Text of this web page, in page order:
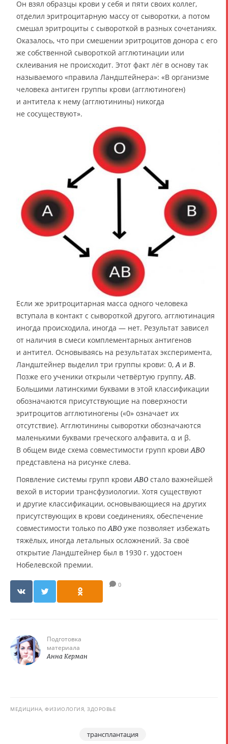
Он взял образцы крови у себя и пяти своих коллег,
отделил эритроцитарную массу от сыворотки, а потом
смешал эритроциты с сывороткой в разных сочетаниях.
Оказалось, что при смешении эритроцитов донора с его
же собственной сывороткой агглютинации или
склеивания не происходит. Этот факт лёг в основу так
называемого «правила Ландштейнера»: «В организме
человека антиген группы крови (агглютиноген)
и антитела к нему (агглютинины) никогда
не сосуществуют».
Если же эритроцитарная масса одного человека
вступала в контакт с сывороткой другого, агглютинация
иногда происходила, иногда — нет. Результат зависел
от наличия в смеси комплементарных антигенов
и антител. Основываясь на результатах эксперимента,
Ландштейнер выделил три группы крови: 0, A и B.
Позже его ученики открыли четвёртую группу, AB.
Большими латинскими буквами в этой классификации
обозначаются присутствующие на поверхности
эритроцитов агглютиногены («0» означает их
отсутствие). Агглютинины сыворотки обозначаются
маленькими буквами греческого алфавита, α и β.
В общем виде схема совместимости групп крови ABO
представлена на рисунке слева.
Появление системы групп крови ABO стало важнейшей
вехой в истории трансфузиологии. Хотя существуют
и другие классификации, основывающиеся на других
присутствующих в крови соединениях, обеспечение
совместимости только по ABO уже позволяет избежать
тяжёлых, иногда летальных осложнений. За своё
открытие Ландштейнер был в 1930 г. удостоен
Нобелевской премии.
0
Подготовка
материала
Анна Керман
МЕДИЦИНА, ФИЗИОЛОГИЯ, ЗДОРОВЬЕ
трансплантация